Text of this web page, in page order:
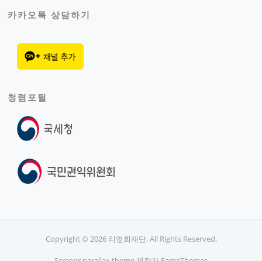
카카오톡 상담하기
청렴포털
Copyright © 2026 리영희재단. All Rights Reserved.